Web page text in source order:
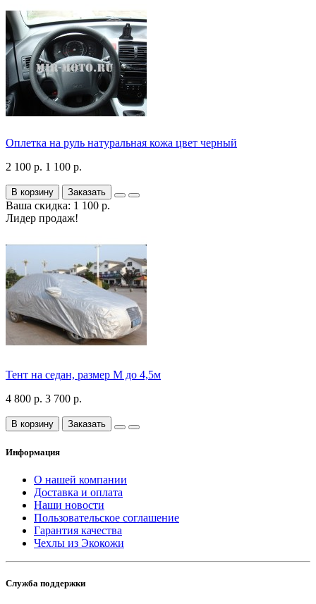
Оплетка на руль натуральная кожа цвет черный
2 100 р. 1 100 р.
В корзину Заказать
Ваша скидка: 1 100 р.
Лидер продаж!
Тент на седан, размер М до 4,5м
4 800 р. 3 700 р.
В корзину Заказать
Информация
О нашей компании
Доставка и оплата
Наши новости
Пользовательское соглашение
Гарантия качества
Чехлы из Экокожи
Служба поддержки